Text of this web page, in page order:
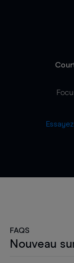
FAQS
Nouveau